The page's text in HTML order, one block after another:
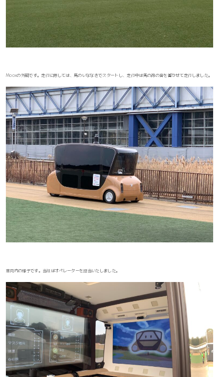
Mooxの外観です。走行に際しては、馬のいななきでスタートし、走行中は馬の蹄の音を響かせて走行しました。
車両内の様子です。当社はオペレーターを担当いたしました。